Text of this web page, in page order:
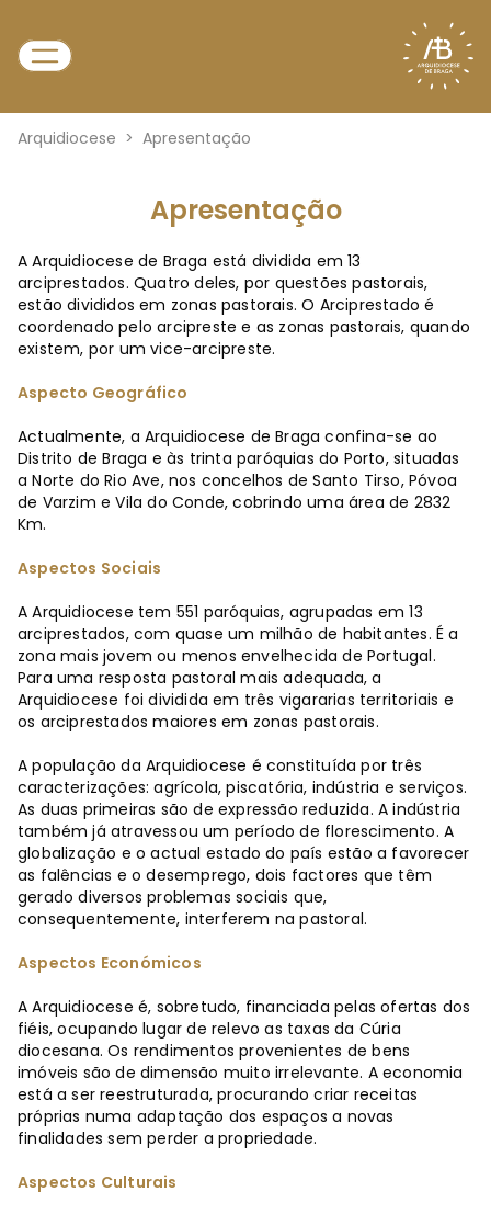
Arquidiocese > Apresentação
Apresentação
A Arquidiocese de Braga está dividida em 13
arciprestados. Quatro deles, por questões pastorais,
estão divididos em zonas pastorais. O Arciprestado é
coordenado pelo arcipreste e as zonas pastorais, quando
existem, por um vice-arcipreste.
Aspecto Geográfico
Actualmente, a Arquidiocese de Braga confina-se ao
Distrito de Braga e às trinta paróquias do Porto, situadas
a Norte do Rio Ave, nos concelhos de Santo Tirso, Póvoa
de Varzim e Vila do Conde, cobrindo uma área de 2832
Km.
Aspectos Sociais
A Arquidiocese tem 551 paróquias, agrupadas em 13
arciprestados, com quase um milhão de habitantes. É a
zona mais jovem ou menos envelhecida de Portugal.
Para uma resposta pastoral mais adequada, a
Arquidiocese foi dividida em três vigararias territoriais e
os arciprestados maiores em zonas pastorais.
A população da Arquidiocese é constituída por três
caracterizações: agrícola, piscatória, indústria e serviços.
As duas primeiras são de expressão reduzida. A indústria
também já atravessou um período de florescimento. A
globalização e o actual estado do país estão a favorecer
as falências e o desemprego, dois factores que têm
gerado diversos problemas sociais que,
consequentemente, interferem na pastoral.
Aspectos Económicos
A Arquidiocese é, sobretudo, financiada pelas ofertas dos
fiéis, ocupando lugar de relevo as taxas da Cúria
diocesana. Os rendimentos provenientes de bens
imóveis são de dimensão muito irrelevante. A economia
está a ser reestruturada, procurando criar receitas
próprias numa adaptação dos espaços a novas
finalidades sem perder a propriedade.
Aspectos Culturais